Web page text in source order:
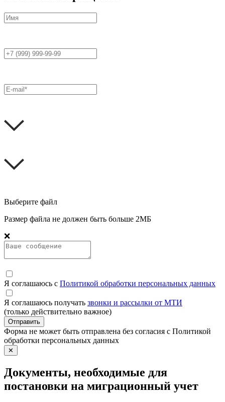
Выберите файл
Размер файла не должен быть больше 2МБ
❌
Я соглашаюсь с Политикой обработки персональных данных
Я соглашаюсь получать звонки и рассылки от МТИ
(только действительно важное)
Отправить
Форма не может быть отправлена без согласия с Политикой
обработки персональных данных
✕
Документы, необходимые для
постановки на миграционный учет